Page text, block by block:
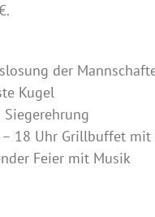
der
Kugel
Siegerehrung
– 18 Uhr Grillbuffet mit
Feier mit Musik